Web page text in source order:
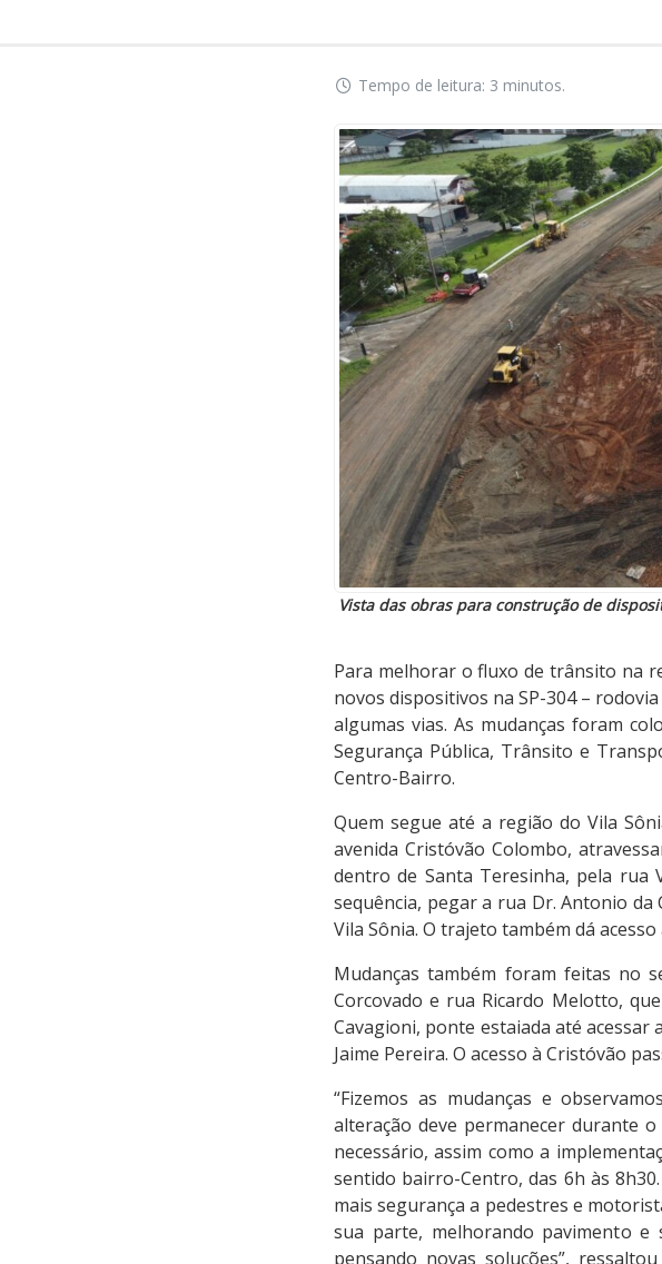
Tempo de leitura: 3 minutos.
Vista das obras para construção de
Para melhorar o fluxo de trânsito na
novos dispositivos na SP-304 –
algumas vias. As mudanças foram
Segurança Pública, Trânsito e
Centro-Bairro.
Quem segue até a região do Vila
avenida Cristóvão Colombo,
dentro de Santa Teresinha, pela rua
sequência, pegar a rua Dr. Antonio da
Vila Sônia. O trajeto também dá
Mudanças também foram feitas no
Corcovado e rua Ricardo Melotto,
Cavagioni, ponte estaiada até acessar
Jaime Pereira. O acesso à Cristóvão
“Fizemos as mudanças e
alteração deve permanecer durante
necessário, assim como a
sentido bairro-Centro, das 6h às
mais segurança a pedestres e
sua parte, melhorando pavimento
pensando novas soluções”,